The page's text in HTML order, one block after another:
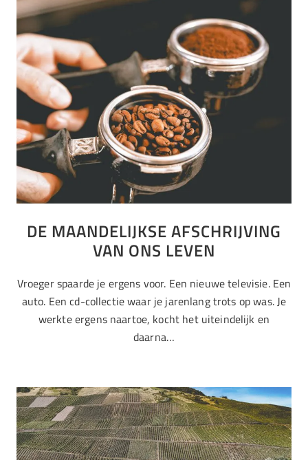
DE MAANDELIJKSE AFSCHRIJVING
VAN ONS LEVEN
Vroeger spaarde je ergens voor. Een nieuwe televisie. Een
auto. Een cd-collectie waar je jarenlang trots op was. Je
werkte ergens naartoe, kocht het uiteindelijk en
daarna…